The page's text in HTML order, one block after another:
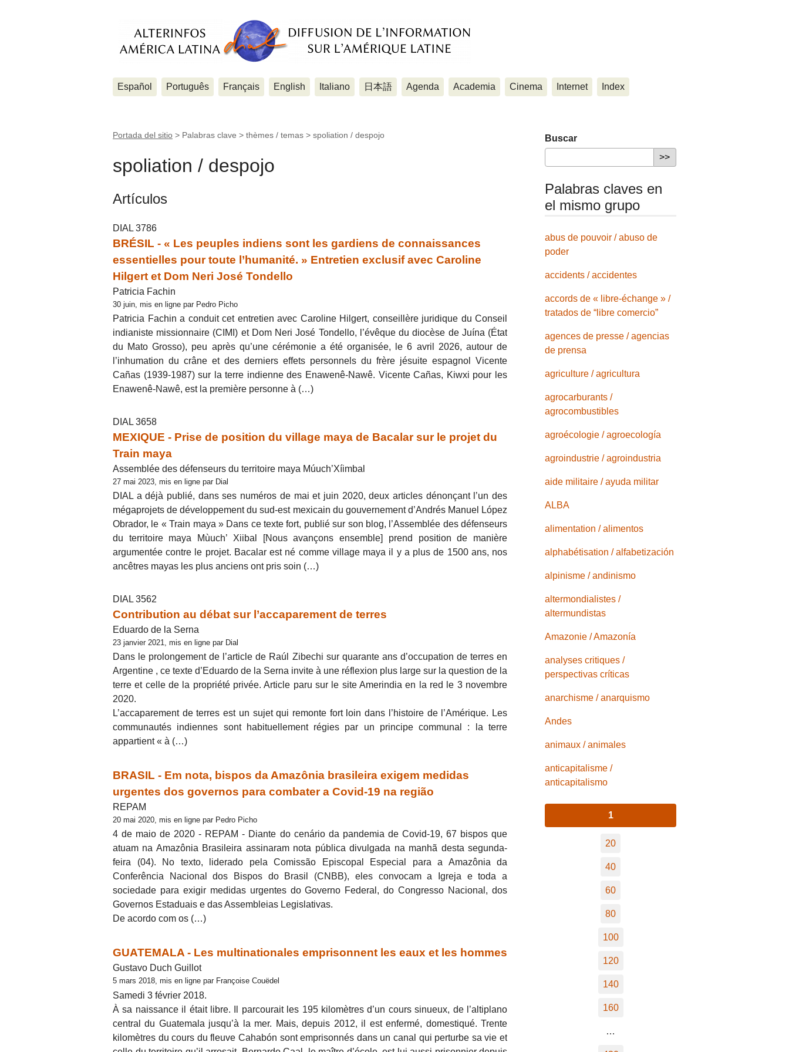
Español Português Français English Italiano 日本語 Agenda Academia Cinema Internet Index
Portada del sitio > Palabras clave > thèmes / temas > spoliation / despojo
spoliation / despojo
Artículos
DIAL 3786
BRÉSIL - « Les peuples indiens sont les gardiens de connaissances
essentielles pour toute l’humanité. » Entretien exclusif avec Caroline
Hilgert et Dom Neri José Tondello
Patricia Fachin
30 juin, mis en ligne par Pedro Picho
Patricia Fachin a conduit cet entretien avec Caroline Hilgert, conseillère juridique du Conseil
indianiste missionnaire (CIMI) et Dom Neri José Tondello, l’évêque du diocèse de Juína (État
du Mato Grosso), peu après qu’une cérémonie a été organisée, le 6 avril 2026, autour de
l’inhumation du crâne et des derniers effets personnels du frère jésuite espagnol Vicente
Cañas (1939-1987) sur la terre indienne des Enawenê-Nawê. Vicente Cañas, Kiwxi pour les
Enawenê-Nawê, est la première personne à (…)
DIAL 3658
MEXIQUE - Prise de position du village maya de Bacalar sur le projet du
Train maya
Assemblée des défenseurs du territoire maya Múuch’Xíimbal
27 mai 2023, mis en ligne par Dial
DIAL a déjà publié, dans ses numéros de mai et juin 2020, deux articles dénonçant l’un des
mégaprojets de développement du sud-est mexicain du gouvernement d’Andrés Manuel López
Obrador, le « Train maya » Dans ce texte fort, publié sur son blog, l’Assemblée des défenseurs
du territoire maya Mùuch’ Xiibal [Nous avançons ensemble] prend position de manière
argumentée contre le projet. Bacalar est né comme village maya il y a plus de 1500 ans, nos
ancêtres mayas les plus anciens ont pris soin (…)
DIAL 3562
Contribution au débat sur l’accaparement de terres
Eduardo de la Serna
23 janvier 2021, mis en ligne par Dial
Dans le prolongement de l’article de Raúl Zibechi sur quarante ans d’occupation de terres en
Argentine , ce texte d’Eduardo de la Serna invite à une réflexion plus large sur la question de la
terre et celle de la propriété privée. Article paru sur le site Amerindia en la red le 3 novembre
2020.
L’accaparement de terres est un sujet qui remonte fort loin dans l’histoire de l’Amérique. Les
communautés indiennes sont habituellement régies par un principe communal : la terre
appartient « à (…)
BRASIL - Em nota, bispos da Amazônia brasileira exigem medidas
urgentes dos governos para combater a Covid-19 na região
REPAM
20 mai 2020, mis en ligne par Pedro Picho
4 de maio de 2020 - REPAM - Diante do cenário da pandemia de Covid-19, 67 bispos que
atuam na Amazônia Brasileira assinaram nota pública divulgada na manhã desta segunda-
feira (04). No texto, liderado pela Comissão Episcopal Especial para a Amazônia da
Conferência Nacional dos Bispos do Brasil (CNBB), eles convocam a Igreja e toda a
sociedade para exigir medidas urgentes do Governo Federal, do Congresso Nacional, dos
Governos Estaduais e das Assembleias Legislativas.
De acordo com os (…)
GUATEMALA - Les multinationales emprisonnent les eaux et les hommes
Gustavo Duch Guillot
5 mars 2018, mis en ligne par Françoise Couëdel
Samedi 3 février 2018.
À sa naissance il était libre. Il parcourait les 195 kilomètres d’un cours sinueux, de l’altiplano
central du Guatemala jusqu’à la mer. Mais, depuis 2012, il est enfermé, domestiqué. Trente
kilomètres du cours du fleuve Cahabón sont emprisonnés dans un canal qui perturbe sa vie et
Buscar
Palabras claves en
el mismo grupo
abus de pouvoir / abuso de
poder
accidents / accidentes
accords de « libre-échange » /
tratados de “libre comercio”
agences de presse / agencias
de prensa
agriculture / agricultura
agrocarburants /
agrocombustibles
agroécologie / agroecología
agroindustrie / agroindustria
aide militaire / ayuda militar
ALBA
alimentation / alimentos
alphabétisation / alfabetización
alpinisme / andinismo
altermondialistes /
altermundistas
Amazonie / Amazonía
analyses critiques /
perspectivas críticas
anarchisme / anarquismo
Andes
animaux / animales
anticapitalisme /
anticapitalismo
1
20
40
60
80
100
120
140
160
…